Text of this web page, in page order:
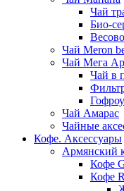
Чай
Био-
Чай Meron
Чай Мега
Чай в
Чай Амарас
Чайные
Кофе. Аксессуары
Армянский
Кофе
Кофе